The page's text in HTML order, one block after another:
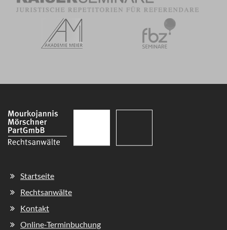
Navigation
überspringen
Startseite
Rechtsanwälte
Kontakt
Online-Terminbuchung